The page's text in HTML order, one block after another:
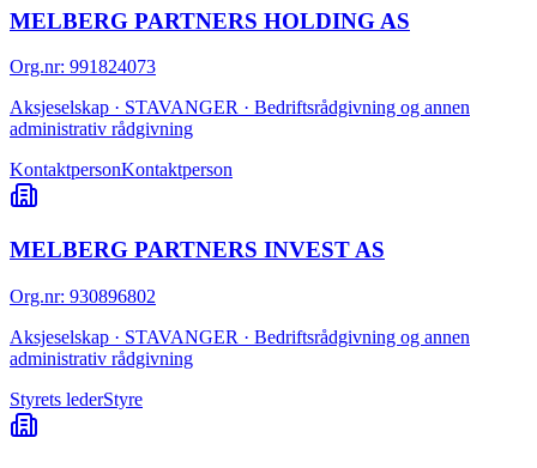
MELBERG PARTNERS HOLDING AS
Org.nr: 991824073
Aksjeselskap · STAVANGER · Bedriftsrådgivning og annen
administrativ rådgivning
KontaktpersonKontaktperson
MELBERG PARTNERS INVEST AS
Org.nr: 930896802
Aksjeselskap · STAVANGER · Bedriftsrådgivning og annen
administrativ rådgivning
Styrets lederStyre